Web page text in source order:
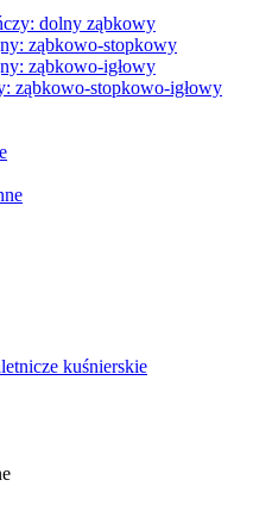
dolny ząbkowy
ząbkowo-stopkowy
ząbkowo-igłowy
ząbkowo-stopkowo-igłowy
kuśnierskie